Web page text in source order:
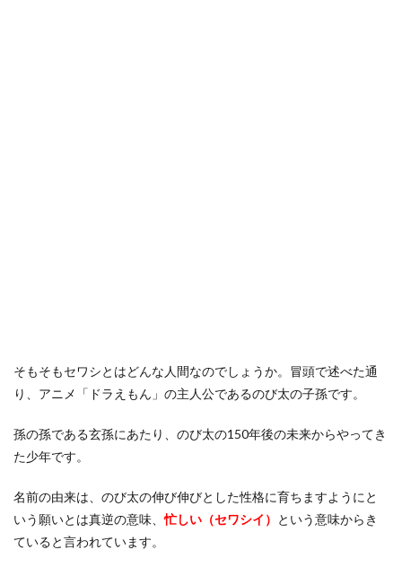
そもそもセワシとはどんな人間なのでしょうか。冒頭で述べた通
り、アニメ「ドラえもん」の主人公であるのび太の子孫です。
孫の孫である玄孫にあたり、のび太の150年後の未来からやってき
た少年です。
名前の由来は、のび太の伸び伸びとした性格に育ちますようにと
いう願いとは真逆の意味、忙しい（セワシイ） という意味からき
ていると言われています。